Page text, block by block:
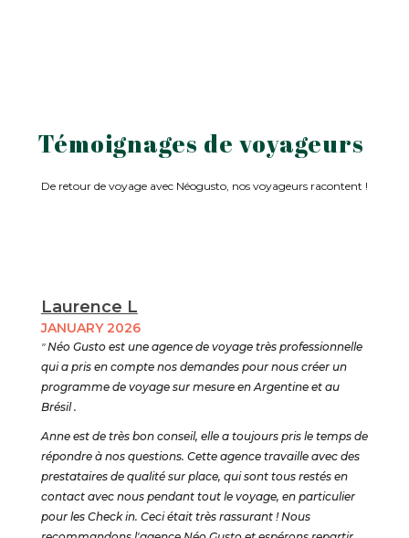
Témoignages de voyageurs
De retour de voyage avec Néogusto, nos voyageurs racontent !
Laurence L
JANUARY 2026
"Néo Gusto est une agence de voyage très professionnelle
qui a pris en compte nos demandes pour nous créer un
programme de voyage sur mesure en Argentine et au
Brésil .
Anne est de très bon conseil, elle a toujours pris le temps de
répondre à nos questions. Cette agence travaille avec des
prestataires de qualité sur place, qui sont tous restés en
contact avec nous pendant tout le voyage, en particulier
pour les Check in. Ceci était très rassurant ! Nous